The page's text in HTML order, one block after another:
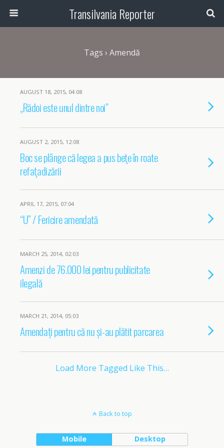
Transilvania Reporter
Tags › Amendă
AUGUST 18, 2015, 04:08
„Rădoi este unul dintre noi”
AUGUST 2, 2015, 12:08
Boc se plânge că legea a pus beţe în roate
refaţadizării
APRIL 17, 2015, 07:04
“U” / Fericire amendată
MARCH 25, 2014, 02:03
Amenzi de 76.000 lei pentru publicitate
ilegală
MARCH 21, 2014, 05:03
Amendați pentru că nu și-au plătit parcarea
Load More Tagged Like This…
Back to top
Mobile Desktop